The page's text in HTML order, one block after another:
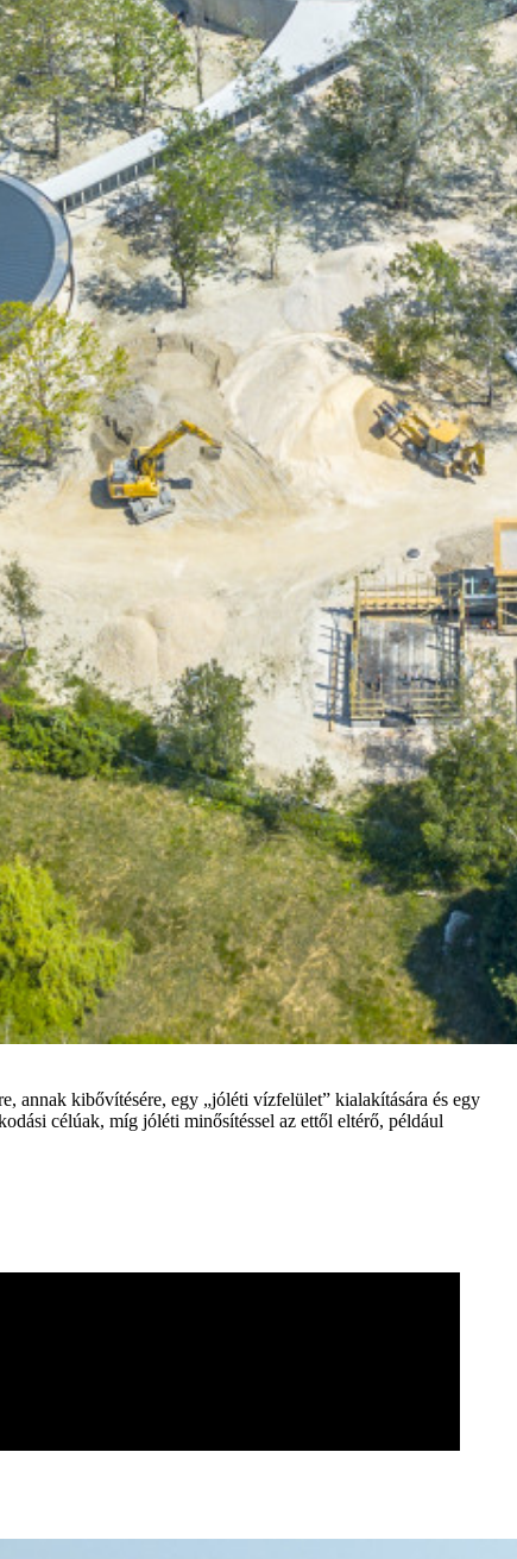
annak kibővítésére, egy „jóléti vízfelület” kialakítására és egy
célúak, míg jóléti minősítéssel az ettől eltérő, például